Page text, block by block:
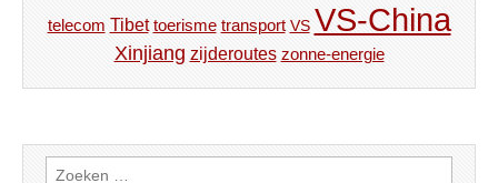
telecom Tibet toerisme transport VS VS-China
Xinjiang zijderoutes zonne-energie
Zoeken